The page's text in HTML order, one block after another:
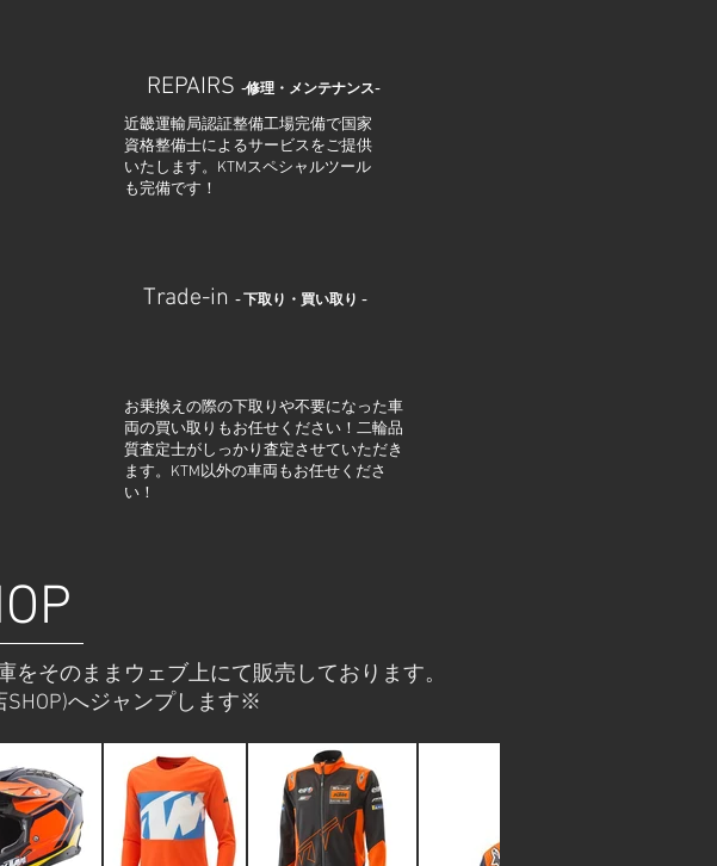
REPAIRS -修理・メンテナンス-
​近畿運輸局認証整備工場完備で国家
資格整備士によるサービスをご提供
いたします。KTMスペシャルツール
も完備です！
Trade-in - 下取り・買い取り -
​お乗換えの際の下取りや不要になった車
両の買い取りもお任せください！二輪品
質査定士がしっかり査定させていただき
ます。KTM以外の車両もお任せくださ
い！
そのままウェブ上にて販売しております。
へジャンプします※